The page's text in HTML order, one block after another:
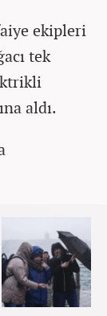
ekipleri
tek
aldı.